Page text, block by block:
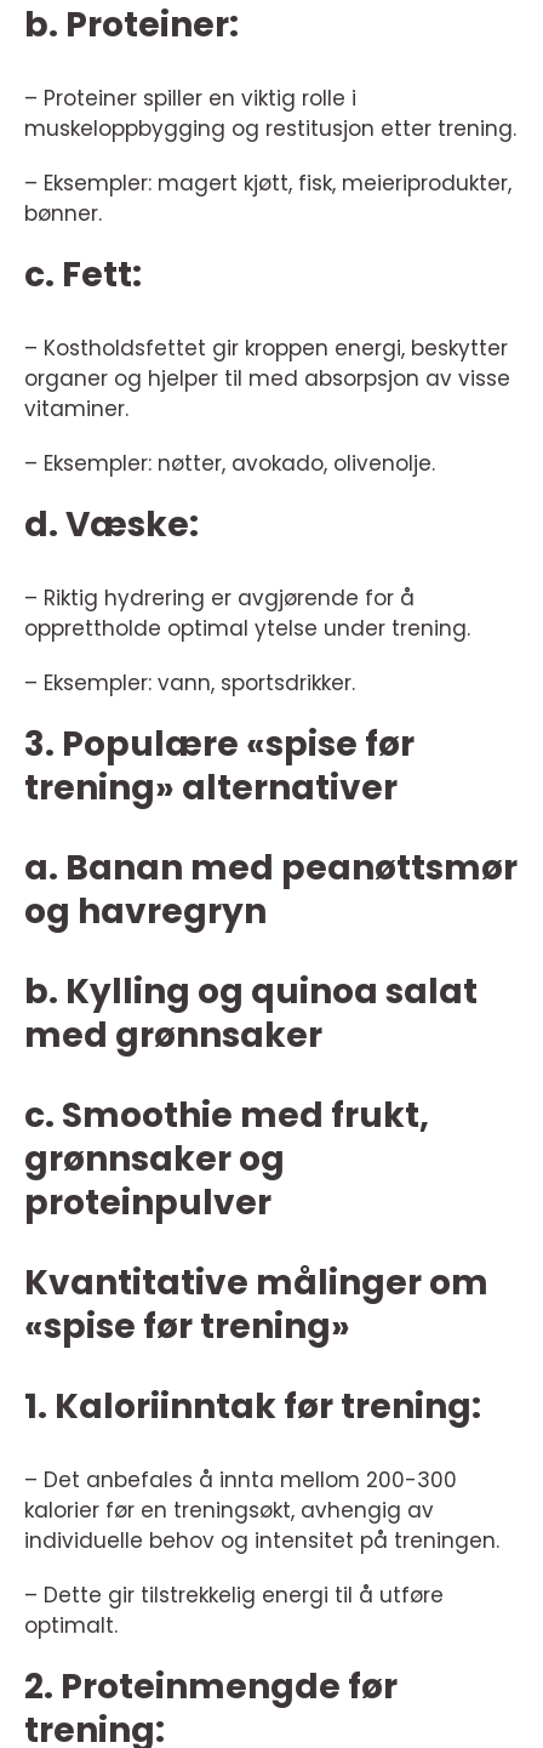
b. Proteiner:
– Proteiner spiller en viktig rolle i
muskeloppbygging og restitusjon etter trening.
– Eksempler: magert kjøtt, fisk, meieriprodukter,
bønner.
c. Fett:
– Kostholdsfettet gir kroppen energi, beskytter
organer og hjelper til med absorpsjon av visse
vitaminer.
– Eksempler: nøtter, avokado, olivenolje.
d. Væske:
– Riktig hydrering er avgjørende for å
opprettholde optimal ytelse under trening.
– Eksempler: vann, sportsdrikker.
3. Populære «spise før
trening» alternativer
a. Banan med peanøttsmør
og havregryn
b. Kylling og quinoa salat
med grønnsaker
c. Smoothie med frukt,
grønnsaker og
proteinpulver
Kvantitative målinger om
«spise før trening»
1. Kaloriinntak før trening:
– Det anbefales å innta mellom 200-300
kalorier før en treningsøkt, avhengig av
individuelle behov og intensitet på treningen.
– Dette gir tilstrekkelig energi til å utføre
optimalt.
2. Proteinmengde før
trening: